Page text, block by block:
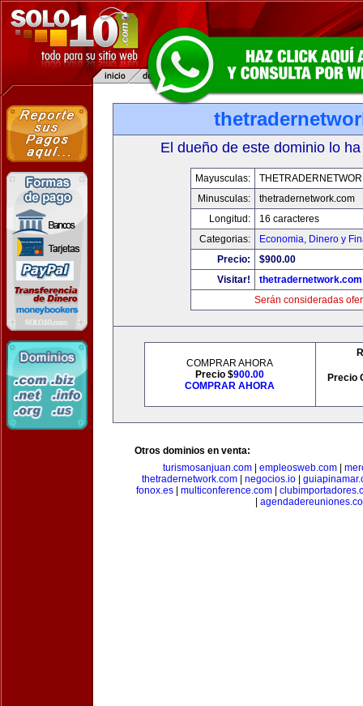
El dueño de este dominio lo
Mayusculas:
Minusculas:
thetradernetwork.com
Longitud:
16 caracteres
Categorias:
Economia, Dinero y
Precio:
$900.00
Visitar!
thetradernetwork.com
Serán consideradas
COMPRAR AHORA
Precio $900.00
COMPRAR AHORA
Precio
Otros dominios en venta:
turismosanjuan.com| empleosweb.com|
thetradernetwork.com
negocios.io
fonox.es| multiconference.com|